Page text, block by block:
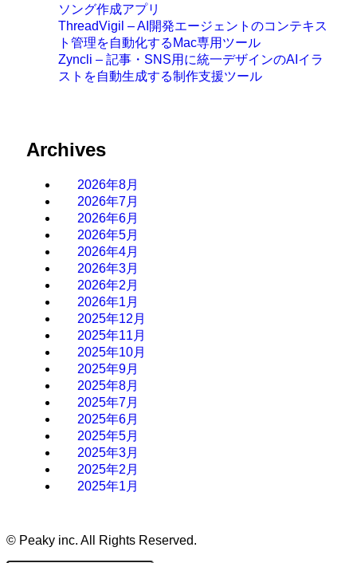
ソング作成アプリ
ThreadVigil – AI開発エージェントのコンテキス
ト管理を自動化するMac専用ツール
Zyncli – 記事・SNS用に統一デザインのAIイラ
ストを自動生成する制作支援ツール
Archives
2026年8月
2026年7月
2026年6月
2026年5月
2026年4月
2026年3月
2026年2月
2026年1月
2025年12月
2025年11月
2025年10月
2025年9月
2025年8月
2025年7月
2025年6月
2025年5月
2025年3月
2025年2月
2025年1月
© Peaky inc. All Rights Reserved.